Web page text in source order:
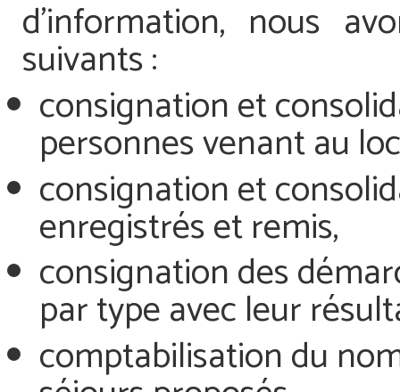
d’information, nous
suivants :
consignation et
personnes venant au
consignation et
enregistrés et remis,
consignation des
par type avec leur
comptabilisation du